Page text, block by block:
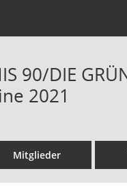
90/DIE
2021
Mitglieder